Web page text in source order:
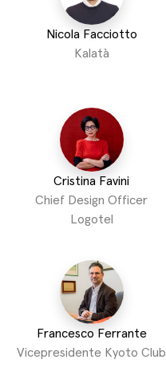
Nicola Facciotto
Kalatà
Cristina Favini
Chief Design Officer
Logotel
Francesco Ferrante
Vicepresidente Kyoto Club